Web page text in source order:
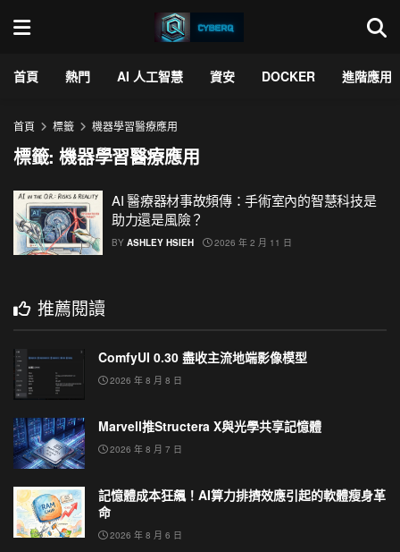
首頁 熱門 AI 人工智慧 資安 DOCKER 進階應用
首頁 標籤 機器學習醫療應用
標籤:機器學習醫療應用
AI 醫療器材事故頻傳：手術室內的智慧科技是
助力還是風險？
BY ASHLEY HSIEH 2026 年 2 月 11 日
推薦閱讀
ComfyUI 0.30 盡收主流地端影像模型
2026 年 8 月 8 日
Marvell推Structera X與光學共享記憶體
2026 年 8 月 7 日
記憶體成本狂飆！AI算力排擠效應引起的軟體瘦身革
命
2026 年 8 月 6 日